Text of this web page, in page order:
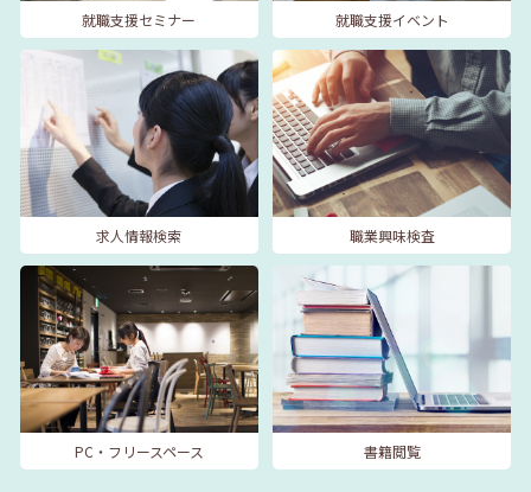
就職支援セミナー 就職支援イベント
求人情報検索 職業興味検査
PC・フリースペース 書籍閲覧